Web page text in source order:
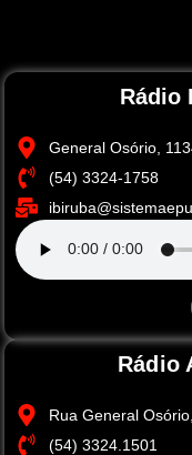
Rádio
General Osório,
(54) 3324-1758
Rádio
Rua General
(54) 3324.1501